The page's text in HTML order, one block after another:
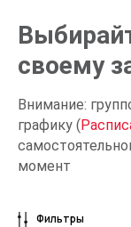
своему
Внимание:
графику (
момент
Фильтры